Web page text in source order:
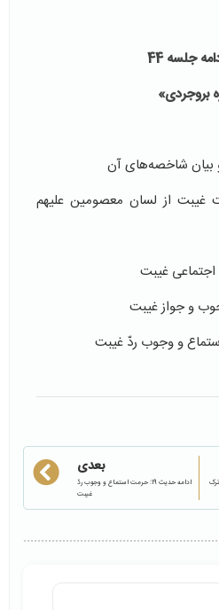
جلسه 44
بروجردی»
19- حقیقت غیبت از لسان معصومین علیهم
ترک
بعدی
ادامه حدیث 19: حرمت استماع و وجوب ردّ
غیبت